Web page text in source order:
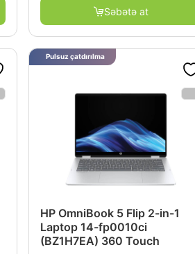
Səbətə at
HP OmniBook 5 Flip 2-in-1
Laptop 14-fp0010ci
(BZ1H7EA) 360 Touch
Pulsuz çatdırılma